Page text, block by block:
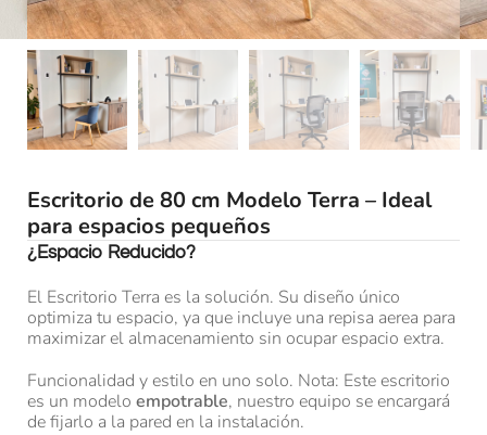
Escritorio de 80 cm Modelo Terra – Ideal
para espacios pequeños
¿Espacio Reducido?
El Escritorio Terra es la solución. Su diseño único
optimiza tu espacio, ya que incluye una repisa aerea para
maximizar el almacenamiento sin ocupar espacio extra.
Funcionalidad y estilo en uno solo. Nota: Este escritorio
es un modelo empotrable, nuestro equipo se encargará
de fijarlo a la pared en la instalación.